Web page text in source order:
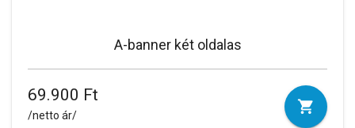
A-banner két oldalas
69.900 Ft
/netto ár/